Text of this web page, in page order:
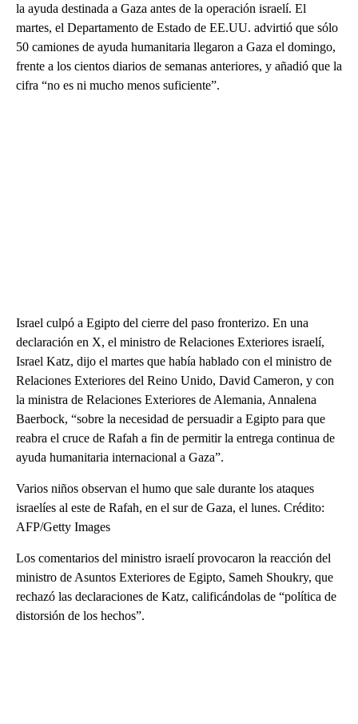
la ayuda destinada a Gaza antes de la operación israelí. El
martes, el Departamento de Estado de EE.UU. advirtió que sólo
50 camiones de ayuda humanitaria llegaron a Gaza el domingo,
frente a los cientos diarios de semanas anteriores, y añadió que la
cifra “no es ni mucho menos suficiente”.
Israel culpó a Egipto del cierre del paso fronterizo. En una
declaración en X, el ministro de Relaciones Exteriores israelí,
Israel Katz, dijo el martes que había hablado con el ministro de
Relaciones Exteriores del Reino Unido, David Cameron, y con
la ministra de Relaciones Exteriores de Alemania, Annalena
Baerbock, “sobre la necesidad de persuadir a Egipto para que
reabra el cruce de Rafah a fin de permitir la entrega continua de
ayuda humanitaria internacional a Gaza”.
Varios niños observan el humo que sale durante los ataques
israelíes al este de Rafah, en el sur de Gaza, el lunes. Crédito:
AFP/Getty Images
Los comentarios del ministro israelí provocaron la reacción del
ministro de Asuntos Exteriores de Egipto, Sameh Shoukry, que
rechazó las declaraciones de Katz, calificándolas de “política de
distorsión de los hechos”.